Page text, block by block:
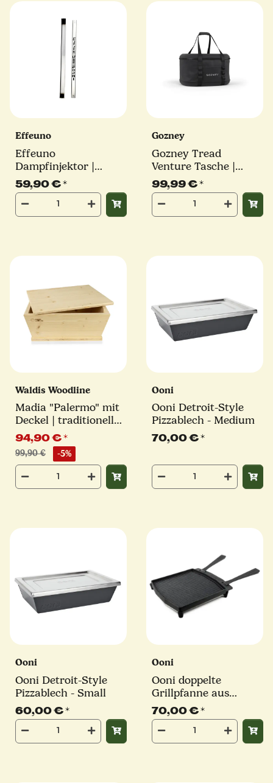
Effeuno
Effeuno
Dampfinjektor |
Steamer für
Elektroofen
59,90 €*
Gozney
Gozney Tread
Venture Tasche |
Black
99,99 €*
Waldis Woodline
Madia "Palermo" mit
Deckel | traditionelle
Teigschüssel und
passende Abdeckung |
Waldis
94,90 €*
99,90 € -5%
Ooni
Ooni Detroit-Style
Pizzablech - Medium
70,00 €*
Ooni
Ooni Detroit-Style
Pizzablech - Small
60,00 €*
Ooni
Ooni doppelte
Grillpfanne aus
Gusseisen | mit
abnehmbaren Griffen
und Untersetzer
70,00 €*